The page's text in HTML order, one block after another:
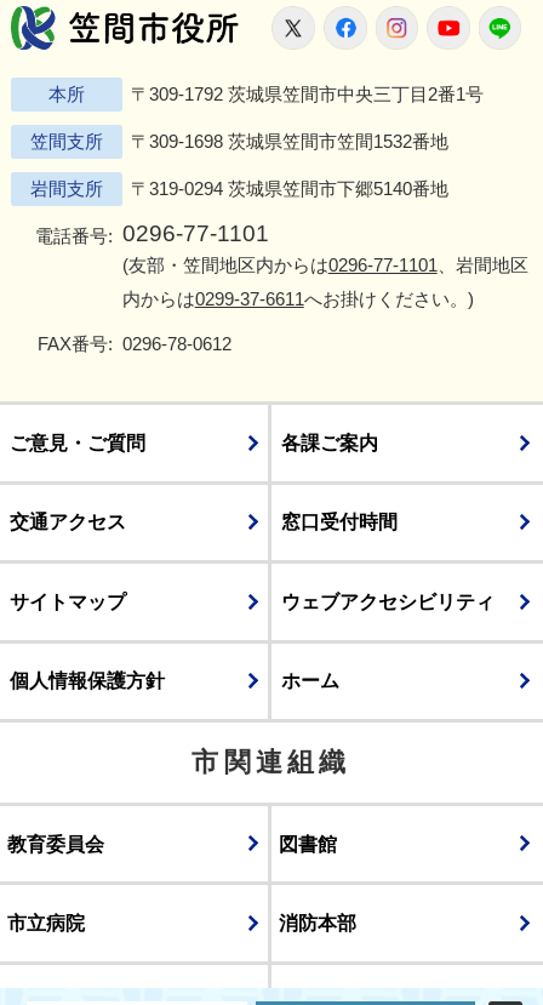
笠間市役所
X FacebookInstagram
本所 〒309-1792 茨城県笠間市中央三丁目2番1号
笠間支所 〒309-1698 茨城県笠間市笠間1532番地
岩間支所 〒319-0294 茨城県笠間市下郷5140番地
電話番号: 0296-77-1101
(友部・笠間地区内からは0296-77-1101 、岩間地区
内からは0299-37-6611へお掛けください。)
FAX番号: 0296-78-0612
ご意見・ご質問 各課ご案内
交通アクセス 窓口受付時間
サイトマップ ウェブアクセシビリティ
個人情報保護方針 ホーム
市関連組織
教育委員会 図書館
市立病院 消防本部